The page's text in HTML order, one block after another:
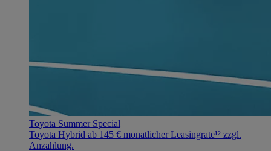
Toyota Summer Special
Toyota Hybrid ab 145 € monatlicher Leasingrate¹² zzgl.
Anzahlung.